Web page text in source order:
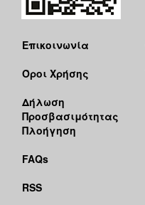
Επικοινωνία
Όροι Χρήσης
Δήλωση
Προσβασιμότητας
Πλοήγηση
FAQs
RSS